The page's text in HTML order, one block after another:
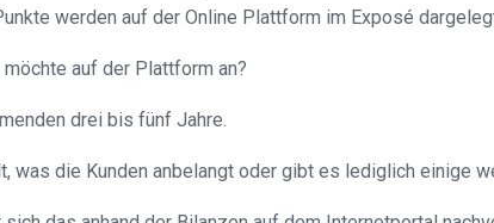
werden auf der Online Plattform im Exposé
auf der Plattform an?
drei bis fünf Jahre.
die Kunden anbelangt oder gibt es lediglich einige